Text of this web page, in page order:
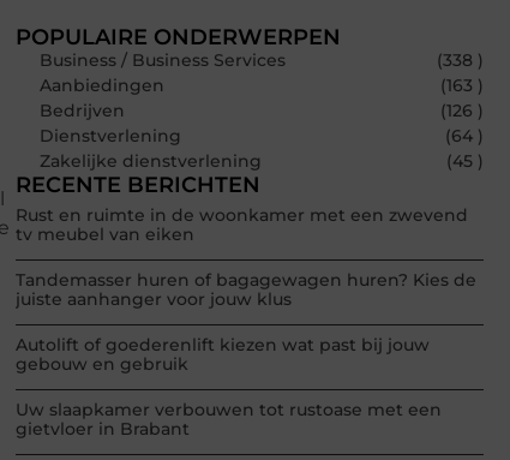
POPULAIRE ONDERWERPEN
Business / Business Services
(338 )
Aanbiedingen
(163 )
Bedrijven
(126 )
Dienstverlening
(64 )
Zakelijke dienstverlening
(45 )
RECENTE BERICHTEN
Rust en ruimte in de woonkamer met een zwevend
tv meubel van eiken
Tandemasser huren of bagagewagen huren? Kies de
juiste aanhanger voor jouw klus
Autolift of goederenlift kiezen wat past bij jouw
gebouw en gebruik
Uw slaapkamer verbouwen tot rustoase met een
gietvloer in Brabant